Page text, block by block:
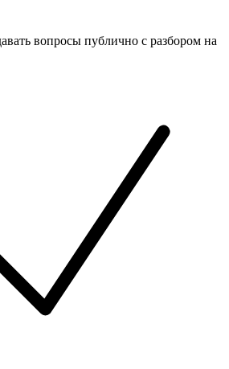
вопросы публично с разбором на